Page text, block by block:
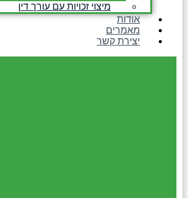
מיצוי זכויות עם עורך דין
אודות
מאמרים
יצירת קשר